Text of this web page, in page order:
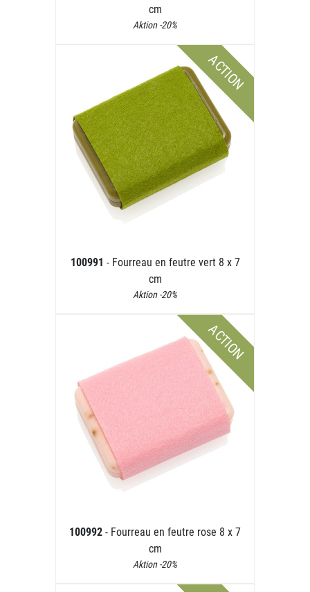
cm
Aktion -20%
ACTION
100991 - Fourreau en feutre vert 8 x 7
cm
Aktion -20%
ACTION
100992 - Fourreau en feutre rose 8 x 7
cm
Aktion -20%